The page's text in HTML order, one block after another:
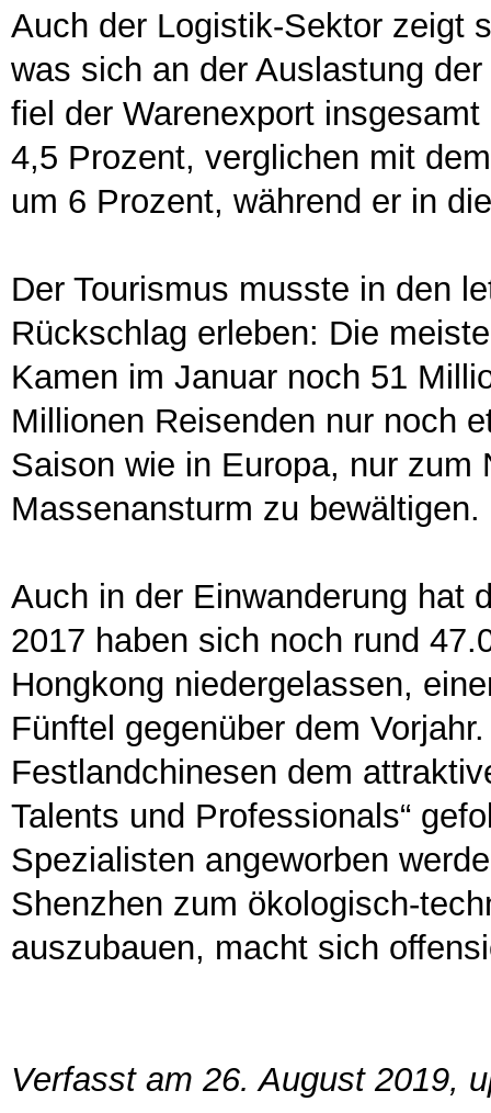
Auch der Logistik-Sektor zeigt
was sich an der Auslastung
fiel der Warenexport
4,5 Prozent, verglichen mit
um 6 Prozent, während er in
Der Tourismus musste in den
Rückschlag erleben: Die
Kamen im Januar noch 51
Millionen Reisenden nur noch
Saison wie in Europa, nur
Massenansturm zu bewältigen.
Auch in der Einwanderung hat
2017 haben sich noch rund
Hongkong niedergelassen,
Fünftel gegenüber dem
Festlandchinesen dem
Talents und Professionals“
Spezialisten angeworben
Shenzhen zum ökologisch-
auszubauen, macht sich
Verfasst am 26. August 2019,